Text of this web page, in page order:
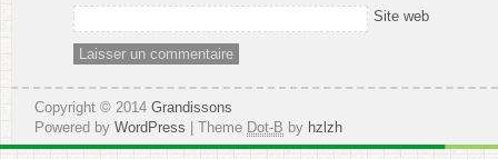
Site web
Copyright © 2014 Grandissons
Powered by WordPress | Theme Dot-B by hzlzh